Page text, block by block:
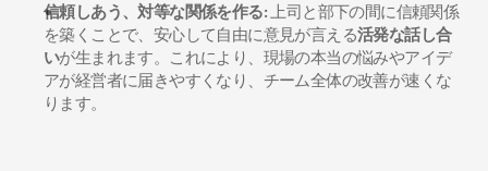
信頼しあう、対等な関係を作る: 上司と部下の間に信頼関係
を築くことで、安心して自由に意見が言える活発な話し合
いが生まれます。これにより、現場の本当の悩みやアイデ
アが経営者に届きやすくなり、チーム全体の改善が速くな
ります。